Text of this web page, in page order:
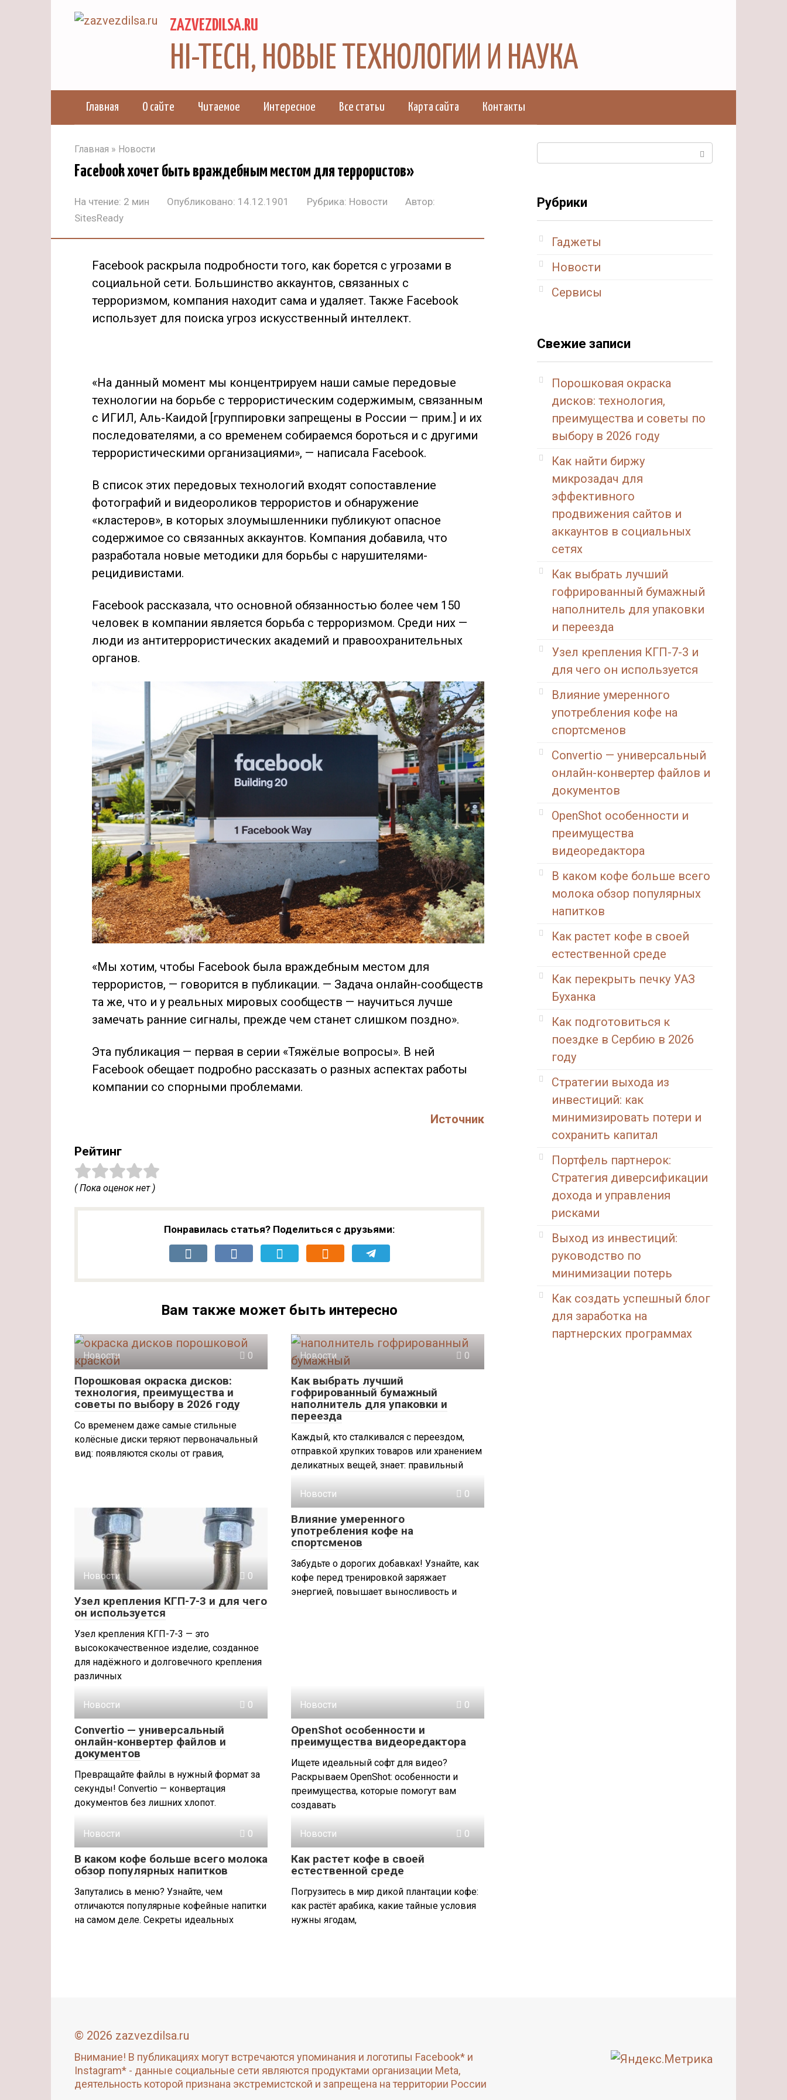
ZAZVEZDILSA.RU
HI-TECH, НОВЫЕ ТЕХНОЛОГИИ И НАУКА
Главная О сайте Читаемое Интересное Все статьи Карта сайта Контакты
Главная » Новости
Facebook хочет быть враждебным местом для террористов»
На чтение: 2 мин Опубликовано: 14.12.1901 Рубрика: Новости
Автор:
SitesReady
Facebook раскрыла подробности того, как борется с угрозами в
социальной сети. Большинство аккаунтов, связанных с
терроризмом, компания находит сама и удаляет. Также Facebook
использует для поиска угроз искусственный интеллект.
«На данный момент мы концентрируем наши самые передовые
технологии на борьбе с террористическим содержимым, связанным
с ИГИЛ, Аль-Каидой [группировки запрещены в России — прим.] и их
последователями, а со временем собираемся бороться и с другими
террористическими организациями», — написала Facebook.
В список этих передовых технологий входят сопоставление
фотографий и видеороликов террористов и обнаружение
«кластеров», в которых злоумышленники публикуют опасное
содержимое со связанных аккаунтов. Компания добавила, что
разработала новые методики для борьбы с нарушителями-
рецидивистами.
Facebook рассказала, что основной обязанностью более чем 150
человек в компании является борьба с терроризмом. Среди них —
люди из антитеррористических академий и правоохранительных
органов.
«Мы хотим, чтобы Facebook была враждебным местом для
террористов, — говорится в публикации. — Задача онлайн-сообществ
та же, что и у реальных мировых сообществ — научиться лучше
замечать ранние сигналы, прежде чем станет слишком поздно».
Эта публикация — первая в серии «Тяжёлые вопросы». В ней
Facebook обещает подробно рассказать о разных аспектах работы
компании со спорными проблемами.
Источник
Рейтинг
( Пока оценок нет )
Понравилась статья? Поделиться с друзьями:
Вам также может быть интересно
Новости 0
Порошковая окраска дисков:
технология, преимущества и
советы по выбору в 2026 году
Со временем даже самые стильные
колёсные диски теряют первоначальный
вид: появляются сколы от гравия,
Новости 0
Как выбрать лучший
гофрированный бумажный
наполнитель для упаковки и
переезда
Каждый, кто сталкивался с переездом,
отправкой хрупких товаров или хранением
деликатных вещей, знает: правильный
Новости 0
Узел крепления КГП-7-3 и для чего
он используется
Узел крепления КГП-7-3 — это
высококачественное изделие, созданное
для надёжного и долговечного крепления
различных
Новости 0
Влияние умеренного
употребления кофе на
спортсменов
Забудьте о дорогих добавках! Узнайте, как
кофе перед тренировкой заряжает
энергией, повышает выносливость и
Новости 0
Convertio — универсальный
онлайн-конвертер файлов и
документов
Превращайте файлы в нужный формат за
секунды! Convertio — конвертация
документов без лишних хлопот.
Новости 0
OpenShot особенности и
преимущества видеоредактора
Ищете идеальный софт для видео?
Раскрываем OpenShot: особенности и
преимущества, которые помогут вам
создавать
Новости 0
В каком кофе больше всего молока
обзор популярных напитков
Запутались в меню? Узнайте, чем
отличаются популярные кофейные напитки
на самом деле. Секреты идеальных
Новости 0
Как растет кофе в своей
естественной среде
Погрузитесь в мир дикой плантации кофе:
как растёт арабика, какие тайные условия
нужны ягодам,
Рубрики
Гаджеты
Новости
Сервисы
Свежие записи
Порошковая окраска
дисков: технология,
преимущества и советы по
выбору в 2026 году
Как найти биржу
микрозадач для
эффективного
продвижения сайтов и
аккаунтов в социальных
сетях
Как выбрать лучший
гофрированный бумажный
наполнитель для упаковки
и переезда
Узел крепления КГП-7-3 и
для чего он используется
Влияние умеренного
употребления кофе на
спортсменов
Convertio — универсальный
онлайн-конвертер файлов и
документов
OpenShot особенности и
преимущества
видеоредактора
В каком кофе больше всего
молока обзор популярных
напитков
Как растет кофе в своей
естественной среде
Как перекрыть печку УАЗ
Буханка
Как подготовиться к
поездке в Сербию в 2026
году
Стратегии выхода из
инвестиций: как
минимизировать потери и
сохранить капитал
Портфель партнерок:
Стратегия диверсификации
дохода и управления
рисками
Выход из инвестиций:
руководство по
минимизации потерь
Как создать успешный блог
для заработка на
партнерских программах
© 2026 zazvezdilsa.ru
Внимание! В публикациях могут встречаются упоминания и логотипы Facebook* и
Instagram* - данные социальные сети являются продуктами организации Meta,
деятельность которой признана экстремистской и запрещена на территории России